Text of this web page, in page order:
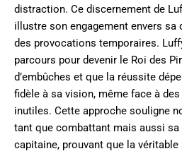
distraction. Ce discernement de
illustre son engagement envers sa
des provocations temporaires.
parcours pour devenir le Roi des
d’embûches et que la réussite
fidèle à sa vision, même face à
inutiles. Cette approche souligne
tant que combattant mais aussi sa
capitaine, prouvant que la